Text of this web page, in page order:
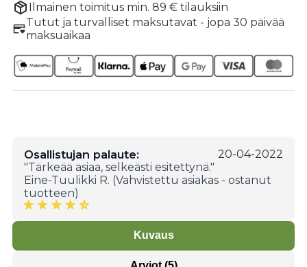
Ilmainen toimitus min. 89 € tilauksiin
Tutut ja turvalliset maksutavat - jopa 30 päivää
maksuaikaa
Osallistujan palaute:
20-04-2022
"Tärkeää asiaa, selkeästi esitettynä."
Eine-Tuulikki R. (Vahvistettu asiakas - ostanut
tuotteen)
Kuvaus